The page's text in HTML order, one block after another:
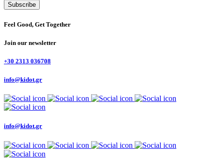
Feel Good, Get Together
Join our newsletter
+30 2313 036708
info@kidot.gr
info@kidot.gr